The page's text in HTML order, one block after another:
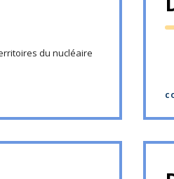
du nucléaire